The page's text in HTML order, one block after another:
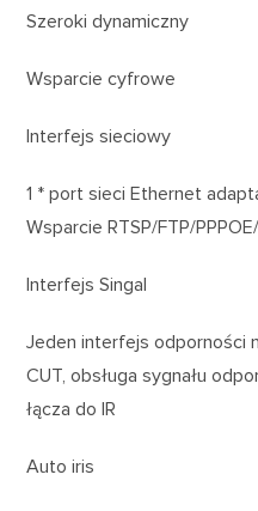
Szeroki dynamiczny
Wsparcie cyfrowe
Interfejs sieciowy
1 * port sieci Ethernet
Wsparcie RTSP/FTP/
Interfejs Singal
Jeden interfejs odporności
CUT, obsługa sygnału
łącza do IR
Auto iris